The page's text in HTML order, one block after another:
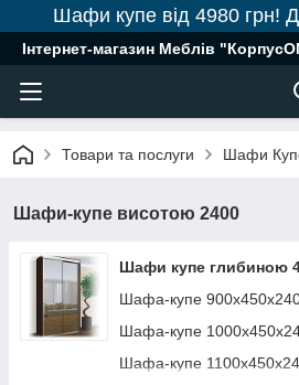
Шафи купе від 4980 грн!
Інтернет-магазин Меблів
Товари та послуги Шафи
Шафи-купе висотою 2400
Шафи купе глибиною
Шафа-купе
Шафа-купе
Шафа-купе